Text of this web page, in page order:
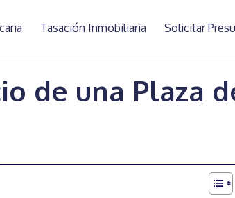
Tasación Inmobiliaria Solicitar
de una Plaza